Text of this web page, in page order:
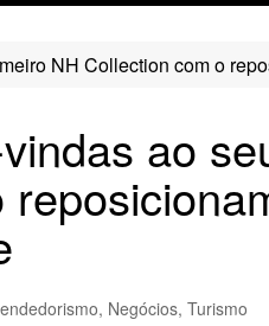
NH Collection com o
ao
, Negócios, Turismo